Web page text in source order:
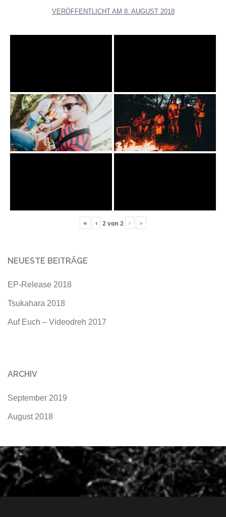
VERÖFFENTLICHT AM 8. AUGUST 2018
« ‹ 2von 2 › »
NEUESTE BEITRÄGE
EP-Release 2018
Tsukahara 2018
Auf Euch – Videodreh 2017
ARCHIV
September 2019
August 2018